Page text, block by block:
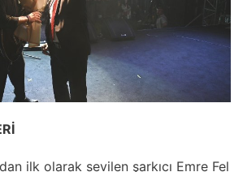
ilk olarak sevilen şarkıcı Emre Fel